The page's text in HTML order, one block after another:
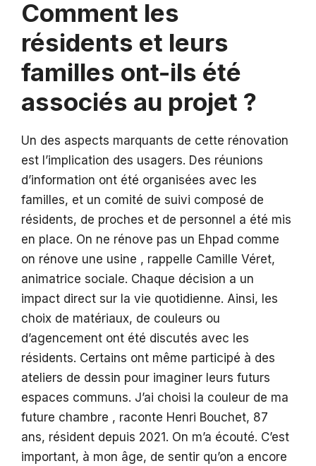
Comment les
résidents et leurs
familles ont-ils été
associés au projet ?
Un des aspects marquants de cette rénovation
est l’implication des usagers. Des réunions
d’information ont été organisées avec les
familles, et un comité de suivi composé de
résidents, de proches et de personnel a été mis
en place. On ne rénove pas un Ehpad comme
on rénove une usine , rappelle Camille Véret,
animatrice sociale. Chaque décision a un
impact direct sur la vie quotidienne. Ainsi, les
choix de matériaux, de couleurs ou
d’agencement ont été discutés avec les
résidents. Certains ont même participé à des
ateliers de dessin pour imaginer leurs futurs
espaces communs. J’ai choisi la couleur de ma
future chambre , raconte Henri Bouchet, 87
ans, résident depuis 2021. On m’a écouté. C’est
important, à mon âge, de sentir qu’on a encore